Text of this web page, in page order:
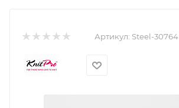
Артикул: Steel-30764